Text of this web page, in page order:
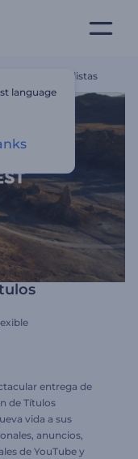
Títulos Minimalistas
entrega de
de Títulos
vida a sus
anuncios,
de YouTube y
language